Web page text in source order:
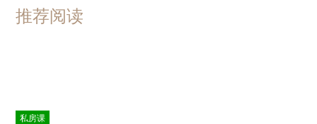
推荐阅读
私房课